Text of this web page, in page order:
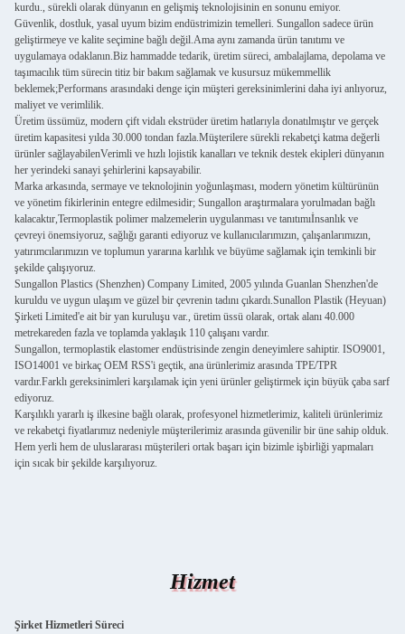
kurdu., sürekli olarak dünyanın en gelişmiş teknolojisinin en sonunu emiyor.
Güvenlik, dostluk, yasal uyum bizim endüstrimizin temelleri. Sungallon sadece ürün
geliştirmeye ve kalite seçimine bağlı değil.Ama aynı zamanda ürün tanıtımı ve
uygulamaya odaklanın.Biz hammadde tedarik, üretim süreci, ambalajlama, depolama ve
taşımacılık tüm sürecin titiz bir bakım sağlamak ve kusursuz mükemmellik
beklemek;Performans arasındaki denge için müşteri gereksinimlerini daha iyi anlıyoruz,
maliyet ve verimlilik.
Üretim üssümüz, modern çift vidalı ekstrüder üretim hatlarıyla donatılmıştır ve gerçek
üretim kapasitesi yılda 30.000 tondan fazla.Müşterilere sürekli rekabetçi katma değerli
ürünler sağlayabilenVerimli ve hızlı lojistik kanalları ve teknik destek ekipleri dünyanın
her yerindeki sanayi şehirlerini kapsayabilir.
Marka arkasında, sermaye ve teknolojinin yoğunlaşması, modern yönetim kültürünün
ve yönetim fikirlerinin entegre edilmesidir; Sungallon araştırmalara yorulmadan bağlı
kalacaktır,Termoplastik polimer malzemelerin uygulanması ve tanıtımıİnsanlık ve
çevreyi önemsiyoruz, sağlığı garanti ediyoruz ve kullanıcılarımızın, çalışanlarımızın,
yatırımcılarımızın ve toplumun yararına karlılık ve büyüme sağlamak için temkinli bir
şekilde çalışıyoruz.
Sungallon Plastics (Shenzhen) Company Limited, 2005 yılında Guanlan Shenzhen'de
kuruldu ve uygun ulaşım ve güzel bir çevrenin tadını çıkardı.Sunallon Plastik (Heyuan)
Şirketi Limited'e ait bir yan kuruluşu var., üretim üssü olarak, ortak alanı 40.000
metrekareden fazla ve toplamda yaklaşık 110 çalışanı vardır.
Sungallon, termoplastik elastomer endüstrisinde zengin deneyimlere sahiptir. ISO9001,
ISO14001 ve birkaç OEM RSS'i geçtik, ana ürünlerimiz arasında TPE/TPR
vardır.Farklı gereksinimleri karşılamak için yeni ürünler geliştirmek için büyük çaba sarf
ediyoruz.
Karşılıklı yararlı iş ilkesine bağlı olarak, profesyonel hizmetlerimiz, kaliteli ürünlerimiz
ve rekabetçi fiyatlarımız nedeniyle müşterilerimiz arasında güvenilir bir üne sahip olduk.
Hem yerli hem de uluslararası müşterileri ortak başarı için bizimle işbirliği yapmaları
için sıcak bir şekilde karşılıyoruz.
Hizmet
Şirket Hizmetleri Süreci